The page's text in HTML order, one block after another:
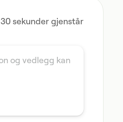
30sekunder gjenstår